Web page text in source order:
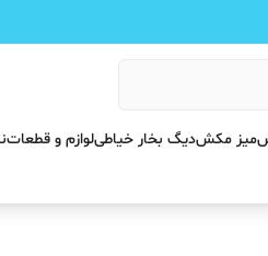
میز مکشدیگ بخار خیاطیلوازم و قطعات